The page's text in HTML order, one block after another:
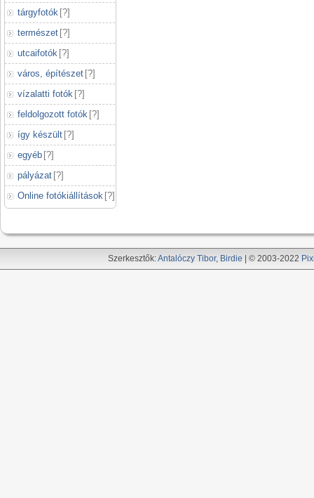
tárgyfotók [?]
természet [?]
utcaifotók [?]
város, építészet [?]
vízalatti fotók [?]
feldolgozott fotók [?]
így készült [?]
egyéb [?]
pályázat [?]
Online fotókiállítások [?]
Szerkesztők:Antalóczy Tibor, Birdie | © 2003-2022